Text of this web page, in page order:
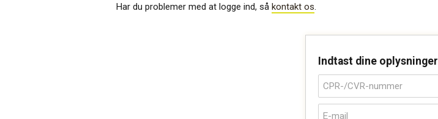
Har du problemer med at logge ind, så kontakt os
Indtast dine oplysninger